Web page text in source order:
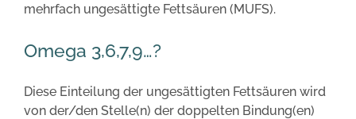
mehrfach ungesättigte Fettsäuren (MUFS).
Omega 3,6,7,9…?
Diese Einteilung der ungesättigten Fettsäuren wird
von der/den Stelle(n) der doppelten Bindung(en)